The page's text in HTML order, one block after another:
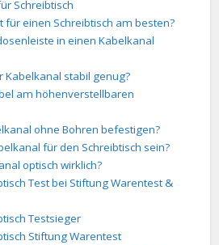
Schreibtisch
für einen Schreibtisch am besten?
in einen Kabelkanal
Kabelkanal stabil genug?
am höhenverstellbaren
ohne Bohren befestigen?
für den Schreibtisch sein?
optisch wirklich?
Test bei Stiftung Warentest &
Testsieger
Stiftung Warentest